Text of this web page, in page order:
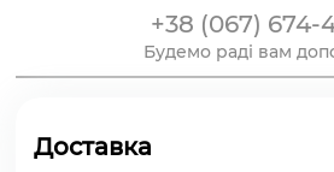
+38 (067) 674-
Будемо раді вам
Доставка